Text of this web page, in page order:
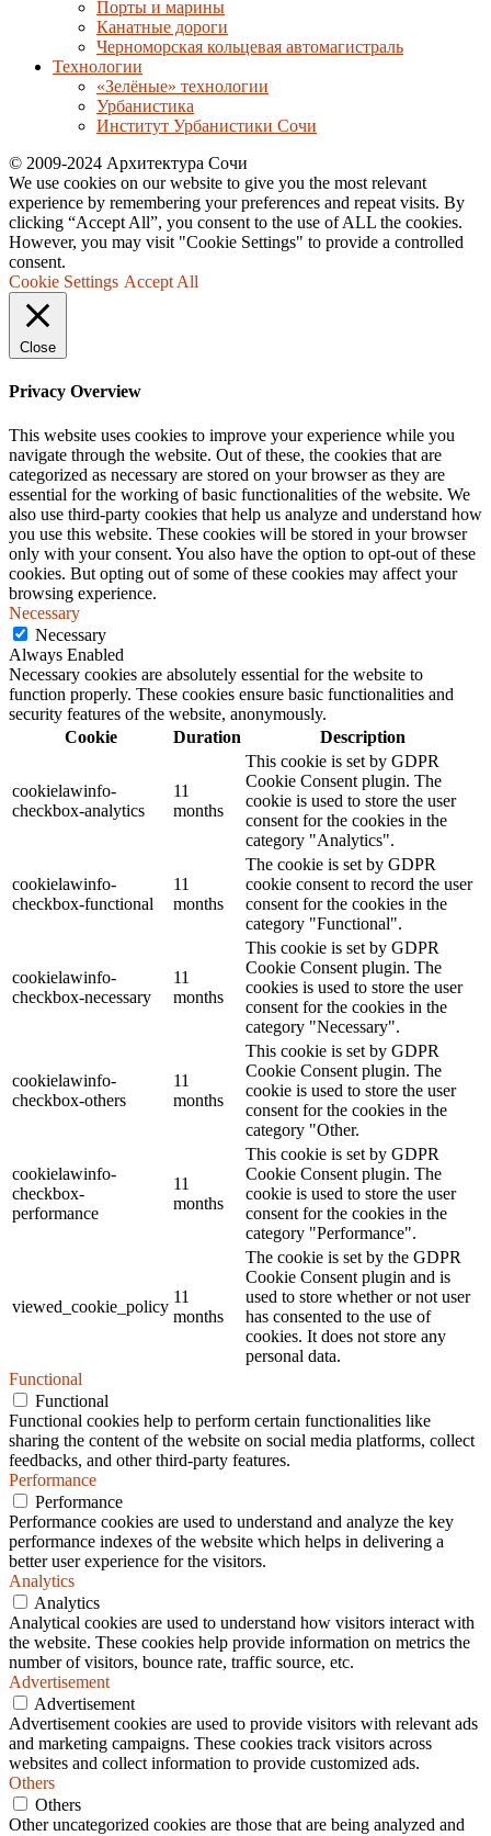
Порты и марины
Канатные дороги
Черноморская кольцевая автомагистраль
Технологии
«Зелёные» технологии
Урбанистика
Институт Урбанистики Сочи
© 2009-2024 Архитектура Сочи
We use cookies on our website to give you the most relevant
experience by remembering your preferences and repeat visits. By
clicking “Accept All”, you consent to the use of ALL the cookies.
However, you may visit "Cookie Settings" to provide a controlled
consent.
Cookie Settings Accept All
Close
Privacy Overview
This website uses cookies to improve your experience while you
navigate through the website. Out of these, the cookies that are
categorized as necessary are stored on your browser as they are
essential for the working of basic functionalities of the website. We
also use third-party cookies that help us analyze and understand how
you use this website. These cookies will be stored in your browser
only with your consent. You also have the option to opt-out of these
cookies. But opting out of some of these cookies may affect your
browsing experience.
Necessary
Necessary
Always Enabled
Necessary cookies are absolutely essential for the website to
function properly. These cookies ensure basic functionalities and
security features of the website, anonymously.
Cookie
Duration Description
cookielawinfo-
checkbox-analytics
11
months
This cookie is set by GDPR
Cookie Consent plugin. The
cookie is used to store the user
consent for the cookies in the
category "Analytics".
cookielawinfo-
checkbox-functional
11
months
The cookie is set by GDPR
cookie consent to record the user
consent for the cookies in the
category "Functional".
cookielawinfo-
checkbox-necessary
11
months
This cookie is set by GDPR
Cookie Consent plugin. The
cookies is used to store the user
consent for the cookies in the
category "Necessary".
cookielawinfo-
checkbox-others
11
months
This cookie is set by GDPR
Cookie Consent plugin. The
cookie is used to store the user
consent for the cookies in the
category "Other.
cookielawinfo-
checkbox-
performance
11
months
This cookie is set by GDPR
Cookie Consent plugin. The
cookie is used to store the user
consent for the cookies in the
category "Performance".
viewed_cookie_policy
11
months
The cookie is set by the GDPR
Cookie Consent plugin and is
used to store whether or not user
has consented to the use of
cookies. It does not store any
personal data.
Functional
Functional
Functional cookies help to perform certain functionalities like
sharing the content of the website on social media platforms, collect
feedbacks, and other third-party features.
Performance
Performance
Performance cookies are used to understand and analyze the key
performance indexes of the website which helps in delivering a
better user experience for the visitors.
Analytics
Analytics
Analytical cookies are used to understand how visitors interact with
the website. These cookies help provide information on metrics the
number of visitors, bounce rate, traffic source, etc.
Advertisement
Advertisement
Advertisement cookies are used to provide visitors with relevant ads
and marketing campaigns. These cookies track visitors across
websites and collect information to provide customized ads.
Others
Others
Other uncategorized cookies are those that are being analyzed and